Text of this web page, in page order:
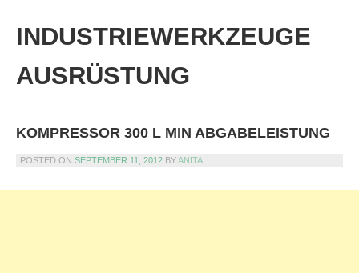
content
INDUSTRIEWERKZEUGE
AUSRÜSTUNG
KOMPRESSOR 300 L MIN ABGABELEISTUNG
POSTED ON SEPTEMBER 11, 2012 BYANITA